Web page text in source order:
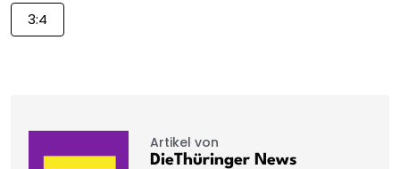
3:4
Artikel von
DieThüringer News